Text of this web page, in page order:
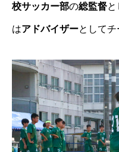
校サッカー部の総監督
はアドバイザーとしてチ